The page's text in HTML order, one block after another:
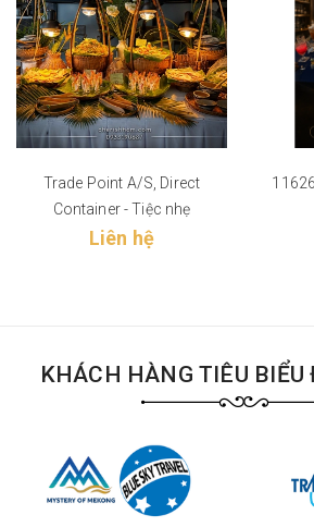
Trade Point A/S, Direct
Container - Tiệc nhẹ
Liên hệ
KHÁCH HÀNG TIÊU BIỂU